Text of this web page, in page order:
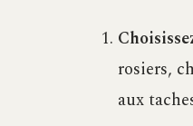
rosiers,
aux